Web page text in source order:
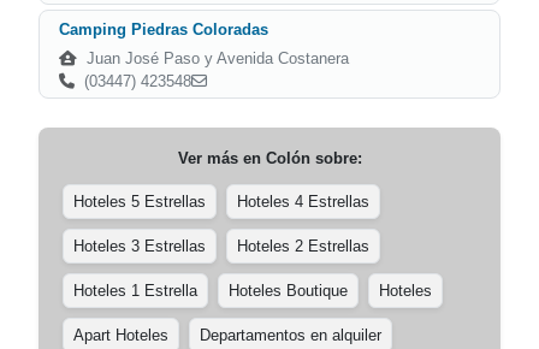
Camping Piedras Coloradas
Juan José Paso y Avenida Costanera
(03447) 423548
Ver más en Colónsobre:
Hoteles 5 Estrellas Hoteles 4 Estrellas
Hoteles 3 Estrellas Hoteles 2 Estrellas
Hoteles 1 Estrella Hoteles Boutique Hoteles
Apart Hoteles Departamentos en alquiler